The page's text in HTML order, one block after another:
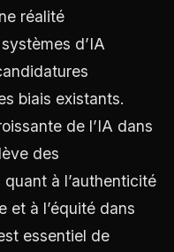
réalité
d’IA
biais existants.
de l’IA dans
des
à l’authenticité
et à l’équité dans
essentiel de